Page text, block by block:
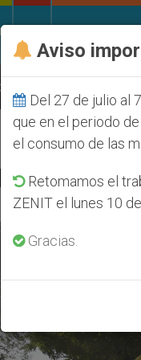
ONU se
Louis’
Aviso
Del 27 de julio al
que en el periodo
el consumo de las
Retomamos el
ZENIT el lunes 10
Gracias.